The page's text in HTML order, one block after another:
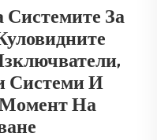
За
Системи И
На